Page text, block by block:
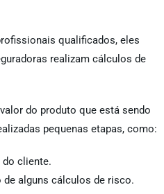
qualificados, eles
realizam cálculos de
do produto que está sendo
pequenas etapas, como:
cliente.
alguns cálculos de risco.